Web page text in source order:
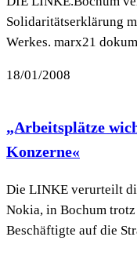
Solidaritätserklärung
Werkes. marx21
18/01/2008
„Arbeitsplätze
Konzerne«
Die LINKE verurteilt
Nokia, in Bochum trotz
Beschäftigte auf die